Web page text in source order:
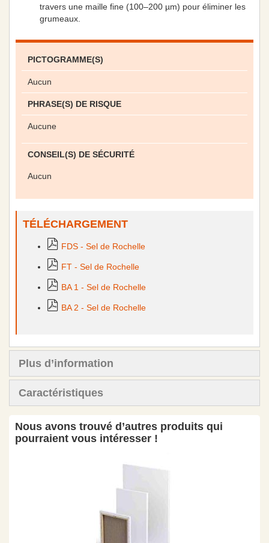
travers une maille fine (100–200 µm) pour éliminer les
grumeaux.
PICTOGRAMME(S)
Aucun
PHRASE(S) DE RISQUE
Aucune
CONSEIL(S) DE SÉCURITÉ
Aucun
TÉLÉCHARGEMENT
FDS - Sel de Rochelle
FT - Sel de Rochelle
BA 1 - Sel de Rochelle
BA 2 - Sel de Rochelle
Plus d’information
Caractéristiques
Nous avons trouvé d’autres produits qui
pourraient vous intéresser !